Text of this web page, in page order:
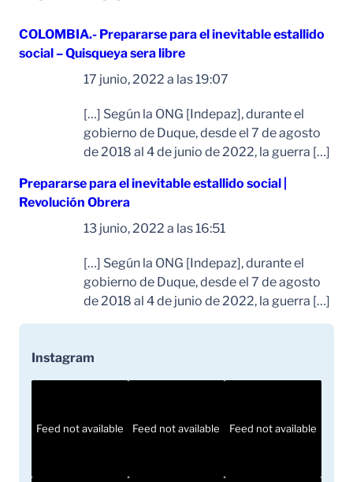
COLOMBIA.- Prepararse para el inevitable estallido
social – Quisqueya sera libre
17 junio, 2022 a las 19:07
[…] Según la ONG [Indepaz], durante el
gobierno de Duque, desde el 7 de agosto
de 2018 al 4 de junio de 2022, la guerra […]
Prepararse para el inevitable estallido social |
Revolución Obrera
13 junio, 2022 a las 16:51
[…] Según la ONG [Indepaz], durante el
gobierno de Duque, desde el 7 de agosto
de 2018 al 4 de junio de 2022, la guerra […]
Instagram
Feed not available Feed not available Feed not available